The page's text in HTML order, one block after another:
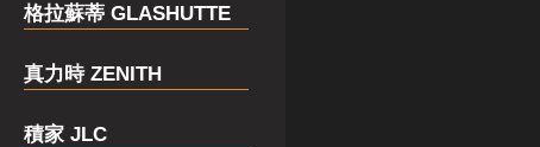
格拉蘇蒂 GLASHUTTE
真力時 ZENITH
積家 JLC